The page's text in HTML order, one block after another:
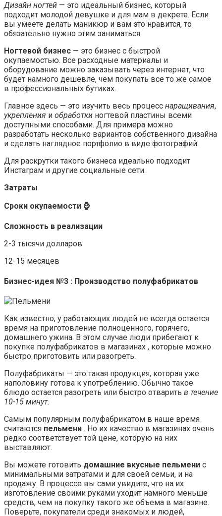
Дизайн ногтей — это идеальный бизнес, который
подходит молодой девушке и для мам в декрете. Если
вы умеете делать маникюр и вам это нравится, то
обязательно нужно этим заниматься.
Ногтевой бизнес — это бизнес с быстрой
окупаемостью. Все расходные материалы и
оборудование можно заказывать через интернет, что
будет намного дешевле, чем покупать все то же самое
в профессиональных бутиках.
Главное здесь — это изучить весь процесс наращивания,
укрепления и обработки ногтевой пластины всеми
доступными способами. Для примера можно
разработать несколько вариантов собственного дизайна
и сделать наглядное портфолио в виде фотографий .
Для раскрутки такого бизнеса идеально подходит
Инстаграм и другие социальные сети.
Затраты
Сроки окупаемости ⌚
Сложность в реализации
2-3 тысячи долларов
12-15 месяцев
Бизнес-идея №3 : Производство полуфабрикатов
Как известно, у работающих людей не всегда остается
время на приготовление полноценного, горячего,
домашнего ужина. В этом случае люди прибегают к
покупке полуфабрикатов в магазинах , которые можно
быстро приготовить или разогреть.
Полуфабрикаты — это такая продукция, которая уже
наполовину готова к употреблению. Обычно такое
блюдо остается разогреть или быстро отварить в течение
10-15 минут.
Самым популярным полуфабрикатом в наше время
считаются пельмени . Но их качество в магазинах очень
редко соответствует той цене, которую на них
выставляют.
Вы можете готовить домашние вкусные пельмени с
минимальными затратами и для своей семьи, и на
продажу. В процессе вы сами увидите, что на их
изготовление своими руками уходит намного меньше
средств, чем на покупку такого же объема в магазине.
Поверьте, покупатели среди знакомых и людей,